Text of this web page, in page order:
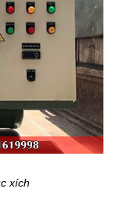
xích